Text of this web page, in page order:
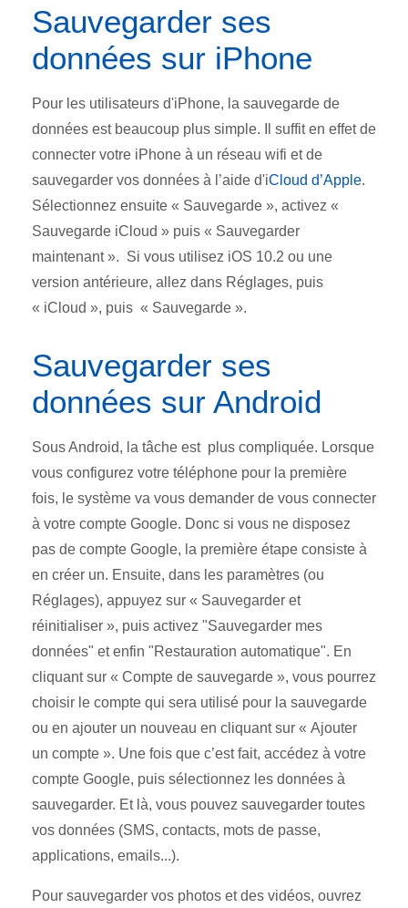
Sauvegarder ses
données sur iPhone
Pour les utilisateurs d'iPhone, la sauvegarde de
données est beaucoup plus simple. Il suffit en effet de
connecter votre iPhone à un réseau wifi et de
sauvegarder vos données à l’aide d'iCloud d’Apple.
Sélectionnez ensuite « Sauvegarde », activez «
Sauvegarde iCloud » puis « Sauvegarder
maintenant ». Si vous utilisez iOS 10.2 ou une
version antérieure, allez dans Réglages, puis
« iCloud », puis « Sauvegarde ».
Sauvegarder ses
données sur Android
Sous Android, la tâche est plus compliquée. Lorsque
vous configurez votre téléphone pour la première
fois, le système va vous demander de vous connecter
à votre compte Google. Donc si vous ne disposez
pas de compte Google, la première étape consiste à
en créer un. Ensuite, dans les paramètres (ou
Réglages), appuyez sur « Sauvegarder et
réinitialiser », puis activez "Sauvegarder mes
données" et enfin "Restauration automatique". En
cliquant sur « Compte de sauvegarde », vous pourrez
choisir le compte qui sera utilisé pour la sauvegarde
ou en ajouter un nouveau en cliquant sur « Ajouter
un compte ». Une fois que c’est fait, accédez à votre
compte Google, puis sélectionnez les données à
sauvegarder. Et là, vous pouvez sauvegarder toutes
vos données (SMS, contacts, mots de passe,
applications, emails...).
Pour sauvegarder vos photos et des vidéos, ouvrez